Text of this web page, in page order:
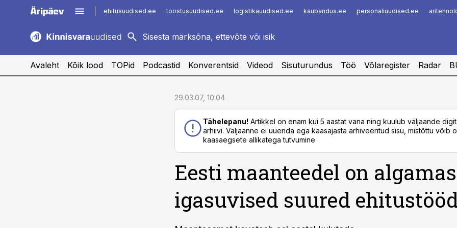
ehitusuudised.ee toostusuudised.ee logistikauudised.ee kaubandus.ee personaliuudised.ee
kaubandus.ee
logistikauudised.ee
imelineajalugu.ee
Infopank
Avaleht Kõik lood TOPid Podcastid Konverentsid Videod Sisuturundus Töö Võlaregister Radar
29.03.07, 10:04
Tähelepanu! Artikkel on enam kui 5 aastat vana ning kuulub väljaande
arhiivi. Väljaanne ei uuenda ega kaasajasta arhiveeritud sisu, mistõttu võib
kaasaegsete allikatega tutvumine
Eesti maanteedel on algamas
igasuvised suured